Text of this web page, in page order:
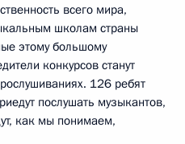
всего мира,
школам страны
этому большому
конкурсов станут
126 ребят
послушать музыкантов,
как мы понимаем,